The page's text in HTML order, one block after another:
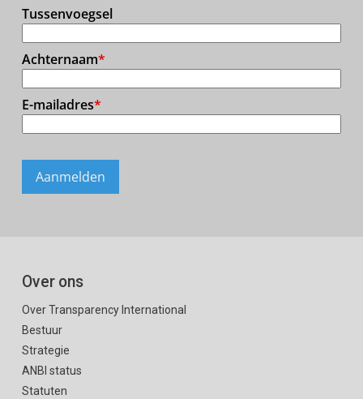
Over ons
Over Transparency International
Bestuur
Strategie
ANBI status
Statuten